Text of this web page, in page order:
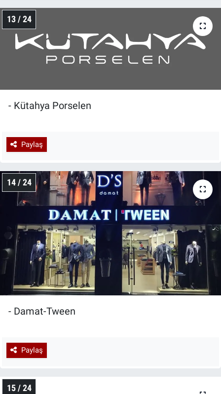
13 / 24
- Kütahya Porselen
Paylaş
14 / 24
- Damat-Tween
Paylaş
15 / 24